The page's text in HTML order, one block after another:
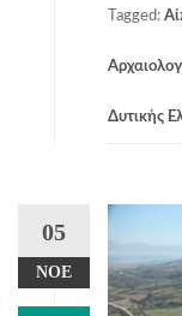
Tagged:
Δυτικής
05
ΝΟΈ